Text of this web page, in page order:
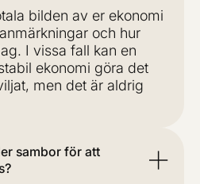
bilden av er ekonomi
och hur
I vissa fall kan en
ekonomi göra det
men det är aldrig
sambor för att